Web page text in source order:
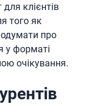
клієнтів
того як
про
у форматі
очікування.